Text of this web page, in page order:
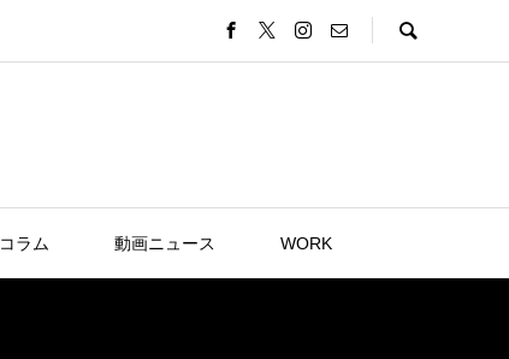
コラム 動画ニュース WORK